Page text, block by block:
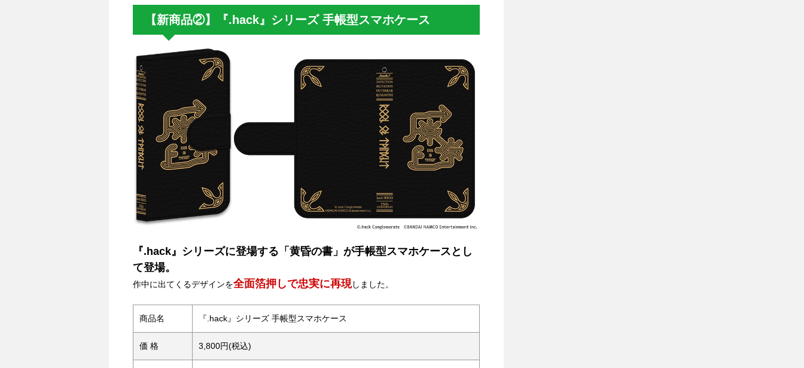
【新商品②】『.hack』シリーズ 手帳型スマホケース
『.hack』シリーズに登場する「黄昏の書」が手帳型スマホケースとし
て登場。
作中に出てくるデザインを全面箔押しで忠実に再現しました。
商品名 『.hack』シリーズ 手帳型スマホケース
価 格 3,800円(税込)